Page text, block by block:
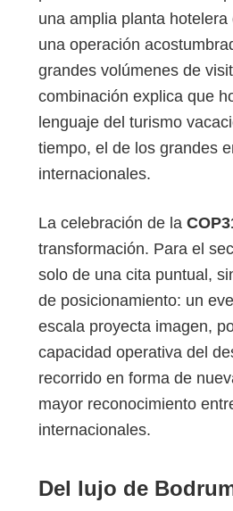
una amplia planta
una operación
grandes volúmenes de
combinación explica que
lenguaje del turismo
tiempo, el de los grandes
internacionales.
La celebración de la
transformación. Para el
solo de una cita puntual,
de posicionamiento: un
escala proyecta imagen,
capacidad operativa del
recorrido en forma de
mayor reconocimiento
internacionales.
Del lujo de